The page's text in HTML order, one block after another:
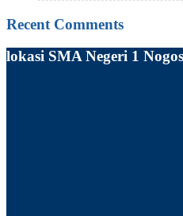
Recent Comments
lokasi SMA Negeri 1